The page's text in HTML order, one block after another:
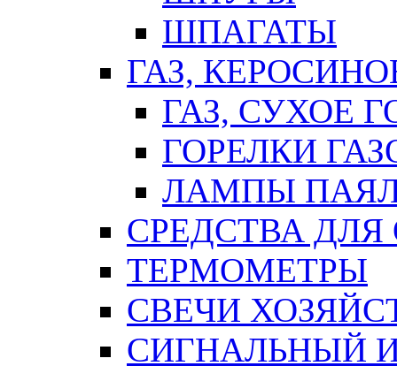
ШПАГАТЫ
ГАЗ,
ГАЗ, СУХОЕ
ГОРЕЛКИ
ЛАМПЫ
СРЕДСТВА
ТЕРМОМЕТРЫ
СВЕЧИ
СИГНАЛЬНЫЙ